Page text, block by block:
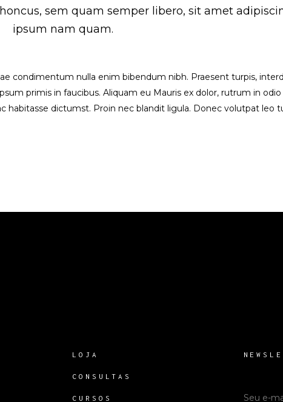
sem quam semper libero, sit amet
ipsum nam quam.
condimentum nulla enim bibendum nibh. Praesent turpis,
primis in faucibus. Aliquam eu Mauris ex dolor, rutrum in odio
habitasse dictumst. Proin nec blandit ligula. Donec volutpat leo
LOJA
CONSULTAS
CURSOS